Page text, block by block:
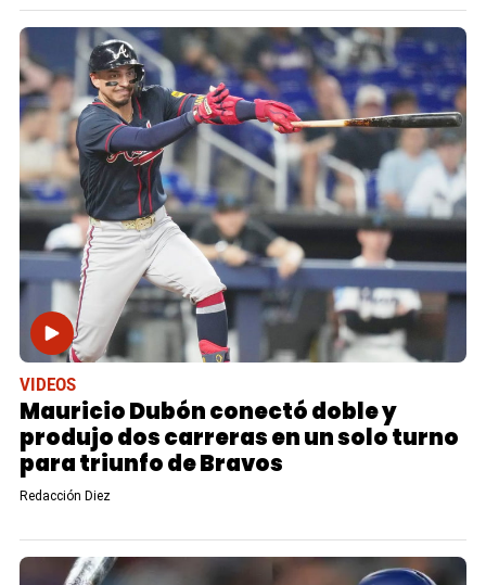
VIDEOS
Mauricio Dubón conectó doble y
produjo dos carreras en un solo turno
para triunfo de Bravos
Redacción Diez